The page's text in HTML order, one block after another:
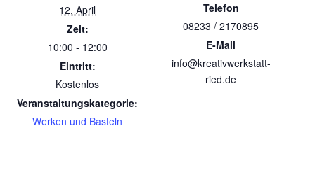
12. April
Zeit:
10:00 - 12:00
Eintritt:
Kostenlos
Veranstaltungskategorie:
Werken und Basteln
Telefon
08233 / 2170895
E-Mail
info@kreativwerkstatt-
ried.de